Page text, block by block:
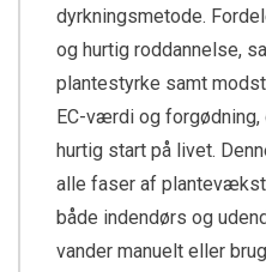
dyrkningsmetode.
og hurtig roddannelse,
plantestyrke samt
EC-værdi og
hurtig start på livet.
alle faser af
både indendørs og
vander manuelt eller